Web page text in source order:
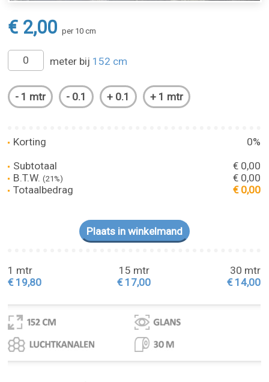
€ 2,00 per 10 cm
meter bij 152 cm
Korting
0%
Subtotaal
€ 0,00
B.T.W.(21%)
€ 0,00
Totaalbedrag
€ 0,00
1 mtr
€ 19,80
15 mtr
€ 17,00
30 mtr
€ 14,00